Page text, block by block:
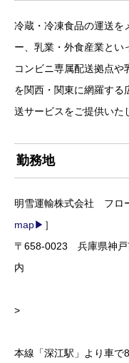
冷蔵・冷凍食品の運送を
ー、乳業・外食産業とい
コンビニ専属配送拠点や
を関西・関東に網羅する
送サービスをご提供いた
勤務地
明雪運輸株式会社 フロ
map▶ ］
〒658-0023 兵庫県神
<ア
本線「深江駅」より車で